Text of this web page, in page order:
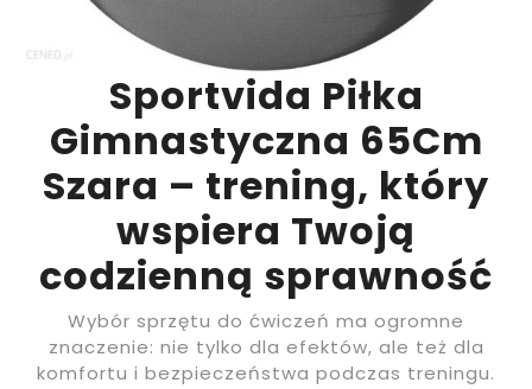
Sportvida Piłka
Gimnastyczna 65Cm
Szara – trening, który
wspiera Twoją
codzienną sprawność
Wybór sprzętu do ćwiczeń ma ogromne
znaczenie: nie tylko dla efektów, ale też dla
komfortu i bezpieczeństwa podczas treningu.